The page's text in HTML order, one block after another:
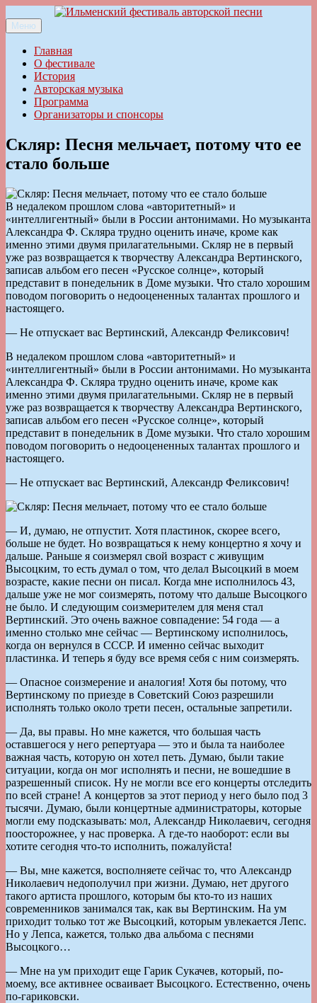
к
содержимому
Ильменский фестиваль авторской песни
Меню
Главная
О фестивале
История
Авторская музыка
Программа
Организаторы и спонсоры
Скляр: Песня мельчает, потому что ее
стало больше
В недалеком прошлом слова «авторитетный» и
«интеллигентный» были в России антонимами. Но музыканта
Александра Ф. Скляра трудно оценить иначе, кроме как
именно этими двумя прилагательными. Скляр не в первый
уже раз возвращается к творчеству Александpа Вертинского,
записав альбом его песен «Русское солнце», который
представит в понедельник в Доме музыки. Что стало хорошим
поводом поговорить о недооцененных талантах прошлого и
настоящего.
— Не отпускает вас Вертинский, Александр Феликсович!
В недалеком прошлом слова «авторитетный» и
«интеллигентный» были в России антонимами. Но музыканта
Александра Ф. Скляра трудно оценить иначе, кроме как
именно этими двумя прилагательными. Скляр не в первый
уже раз возвращается к творчеству Александpа Вертинского,
записав альбом его песен «Русское солнце», который
представит в понедельник в Доме музыки. Что стало хорошим
поводом поговорить о недооцененных талантах прошлого и
настоящего.
— Не отпускает вас Вертинский, Александр Феликсович!
— И, думаю, не отпустит. Хотя пластинок, скорее всего,
больше не будет. Но возвращаться к нему концертно я хочу и
дальше. Раньше я соизмерял свой возраст с живущим
Высоцким, то есть думал о том, что делал Высоцкий в моем
возрасте, какие песни он писал. Когда мне исполнилось 43,
дальше уже не мог соизмерять, потому что дальше Высоцкого
не было. И следующим соизмерителем для меня стал
Вертинский. Это очень важное совпадение: 54 года — а
именно столько мне сейчас — Вертинскому исполнилось,
когда он вернулся в СССР. И именно сейчас выходит
пластинка. И теперь я буду все время себя с ним соизмерять.
— Опасное соизмерение и аналогия! Хотя бы потому, что
Вертинскому по приезде в Советский Союз разрешили
исполнять только около трети песен, остальные запретили.
— Да, вы правы. Но мне кажется, что большая часть
оставшегося у него репертуара — это и была та наиболее
важная часть, которую он хотел петь. Думаю, были такие
ситуации, когда он мог исполнять и песни, не вошедшие в
разрешенный список. Ну не могли все его концерты отследить
по всей стране! А концертов за этот период у него было под 3
тысячи. Думаю, были концертные администраторы, которые
могли ему подсказывать: мол, Александр Николаевич, сегодня
поосторожнее, у нас проверка. А где-то наоборот: если вы
хотите сегодня что-то исполнить, пожалуйста!
— Вы, мне кажется, восполняете сейчас то, что Александр
Николаевич недополучил при жизни. Думаю, нет другого
такого артиста прошлого, которым бы кто-то из наших
современников занимался так, как вы Вертинским. На ум
приходит только тот же Высоцкий, которым увлекается Лепс.
Но у Лепса, кажется, только два альбома с песнями
Высоцкого…
— Мне на ум приходит еще Гарик Сукачев, который, по-
моему, все активнее осваивает Высоцкого. Естественно, очень
по-гариковски.